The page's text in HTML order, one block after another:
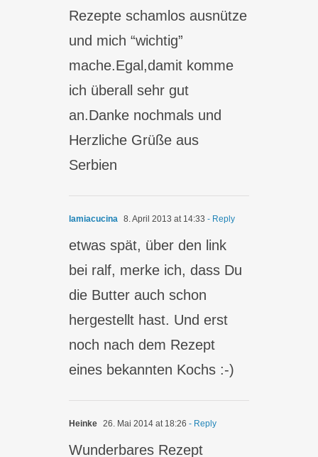
Rezepte schamlos ausnütze
und mich “wichtig”
mache.Egal,damit komme
ich überall sehr gut
an.Danke nochmals und
Herzliche Grüße aus
Serbien
lamiacucina 8. April 2013 at 14:33 - Reply
etwas spät, über den link
bei ralf, merke ich, dass Du
die Butter auch schon
hergestellt hast. Und erst
noch nach dem Rezept
eines bekannten Kochs :-)
Heinke 26. Mai 2014 at 18:26 - Reply
Wunderbares Rezept